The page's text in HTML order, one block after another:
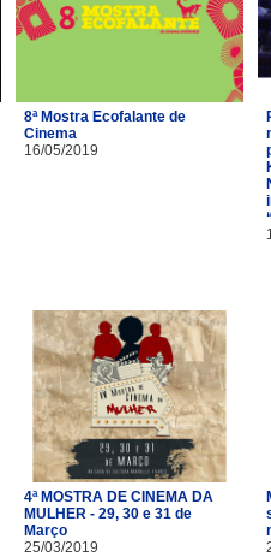
8ª Mostra Ecofalante de
Cinema
16/05/2019
4ª MOSTRA DE CINEMA DA
MULHER - 29, 30 e 31 de
Março
25/03/2019